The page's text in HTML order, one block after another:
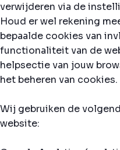
verwijderen via de
Houd er wel rekening
bepaalde cookies van
functionaliteit van de
helpsectie van jouw
het beheren van cookies.
Wij gebruiken de
website: